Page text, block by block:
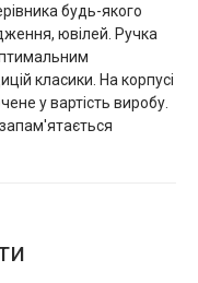
будь-якого
ювілей. Ручка
класики. На корпусі
у вартість виробу.